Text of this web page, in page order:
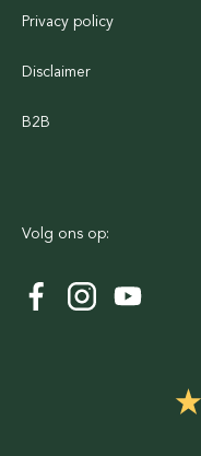
Privacy policy
Disclaimer
B2B
Volg ons op: